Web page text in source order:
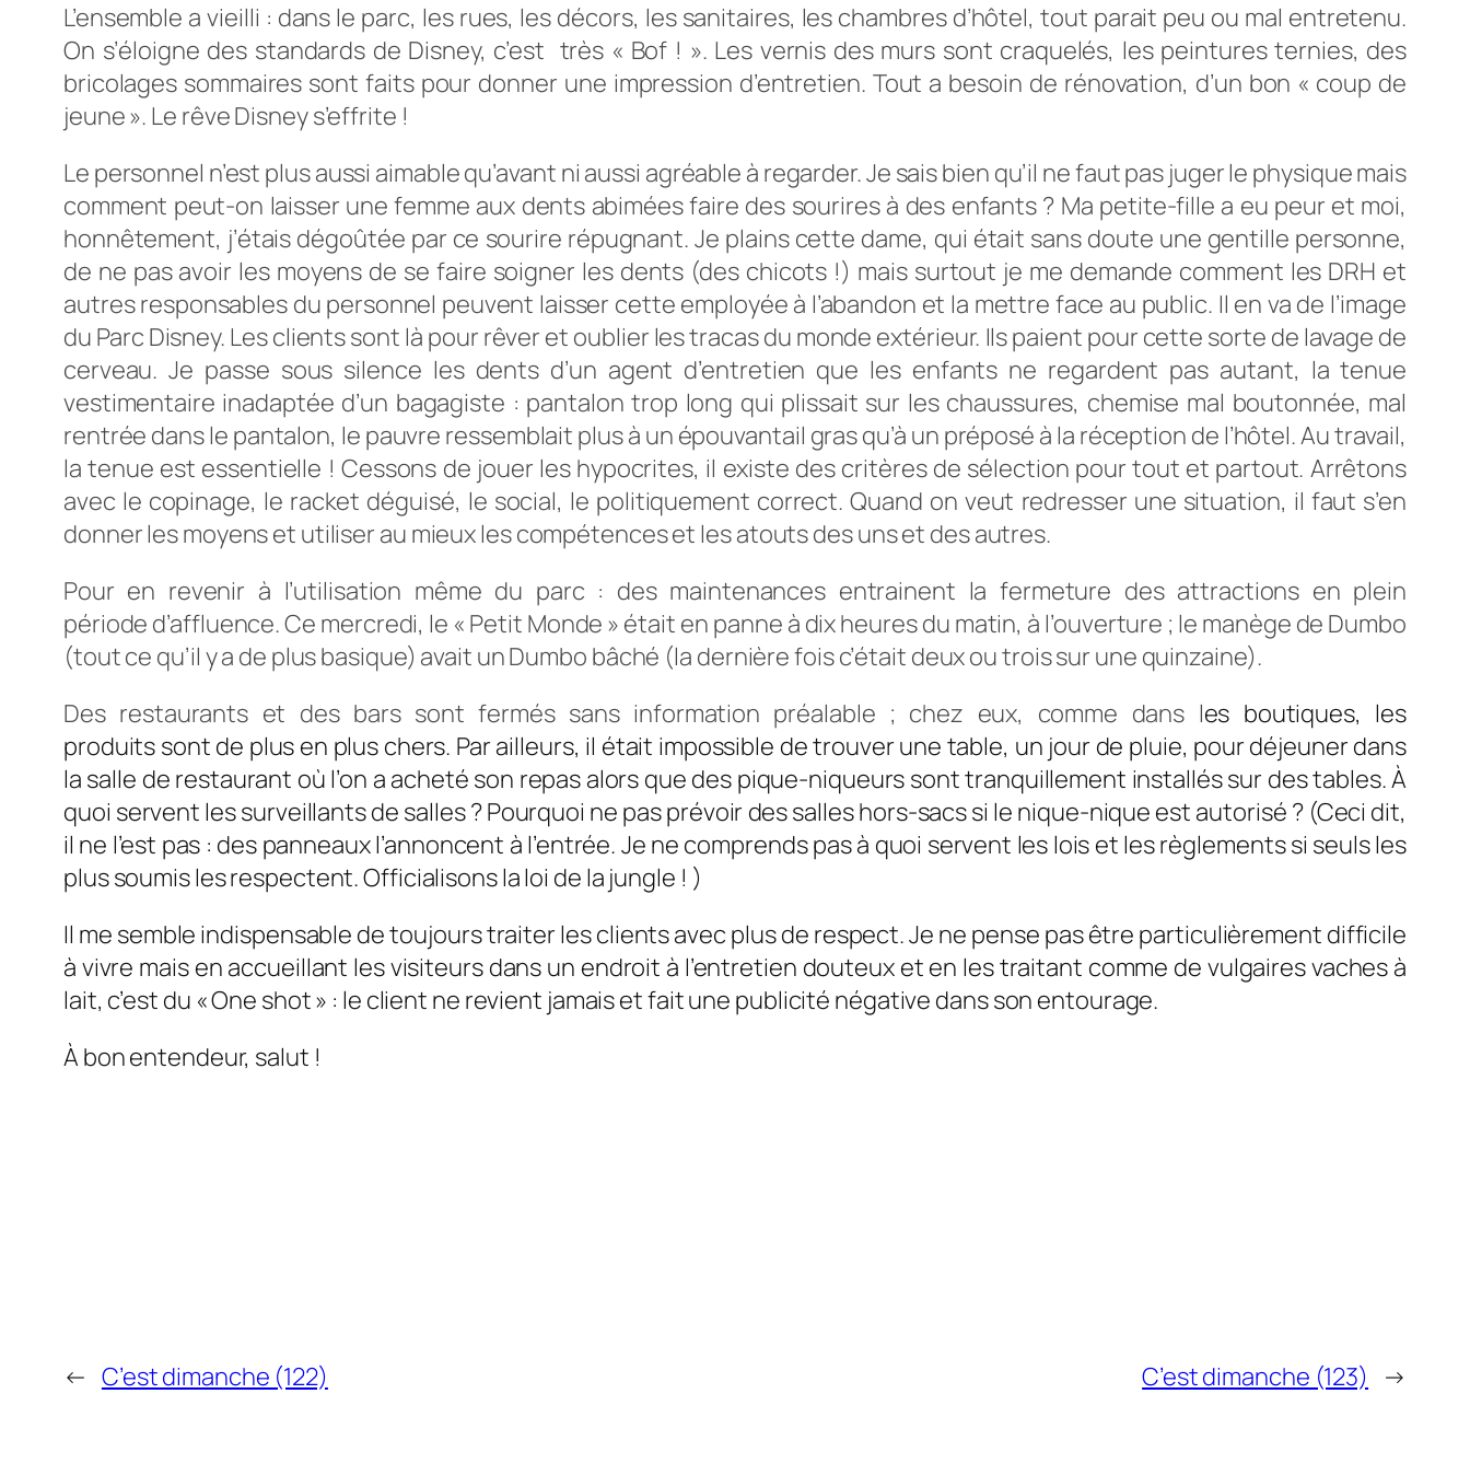
L’ensemble a vieilli : dans le parc, les rues, les décors, les sanitaires, les chambres d’hôtel, tout parait peu ou mal entretenu.
On s’éloigne des standards de Disney, c’est très « Bof ! ». Les vernis des murs sont craquelés, les peintures ternies, des
bricolages sommaires sont faits pour donner une impression d’entretien. Tout a besoin de rénovation, d’un bon « coup de
jeune ». Le rêve Disney s’effrite !
Le personnel n’est plus aussi aimable qu’avant ni aussi agréable à regarder. Je sais bien qu’il ne faut pas juger le physique mais
comment peut-on laisser une femme aux dents abimées faire des sourires à des enfants ? Ma petite-fille a eu peur et moi,
honnêtement, j’étais dégoûtée par ce sourire répugnant. Je plains cette dame, qui était sans doute une gentille personne,
de ne pas avoir les moyens de se faire soigner les dents (des chicots !) mais surtout je me demande comment les DRH et
autres responsables du personnel peuvent laisser cette employée à l’abandon et la mettre face au public. Il en va de l’image
du Parc Disney. Les clients sont là pour rêver et oublier les tracas du monde extérieur. Ils paient pour cette sorte de lavage de
cerveau. Je passe sous silence les dents d’un agent d’entretien que les enfants ne regardent pas autant, la tenue
vestimentaire inadaptée d’un bagagiste : pantalon trop long qui plissait sur les chaussures, chemise mal boutonnée, mal
rentrée dans le pantalon, le pauvre ressemblait plus à un épouvantail gras qu’à un préposé à la réception de l’hôtel. Au travail,
la tenue est essentielle ! Cessons de jouer les hypocrites, il existe des critères de sélection pour tout et partout. Arrêtons
avec le copinage, le racket déguisé, le social, le politiquement correct. Quand on veut redresser une situation, il faut s’en
donner les moyens et utiliser au mieux les compétences et les atouts des uns et des autres.
Pour en revenir à l’utilisation même du parc : des maintenances entrainent la fermeture des attractions en plein
période d’affluence. Ce mercredi, le « Petit Monde » était en panne à dix heures du matin, à l’ouverture ; le manège de Dumbo
(tout ce qu’il y a de plus basique) avait un Dumbo bâché (la dernière fois c’était deux ou trois sur une quinzaine).
Des restaurants et des bars sont fermés sans information préalable ; chez eux, comme dans les boutiques, les
produits sont de plus en plus chers. Par ailleurs, il était impossible de trouver une table, un jour de pluie, pour déjeuner dans
la salle de restaurant où l’on a acheté son repas alors que des pique-niqueurs sont tranquillement installés sur des tables. À
quoi servent les surveillants de salles ? Pourquoi ne pas prévoir des salles hors-sacs si le nique-nique est autorisé ? (Ceci dit,
il ne l’est pas : des panneaux l’annoncent à l’entrée. Je ne comprends pas à quoi servent les lois et les règlements si seuls les
plus soumis les respectent. Officialisons la loi de la jungle ! )
Il me semble indispensable de toujours traiter les clients avec plus de respect. Je ne pense pas être particulièrement difficile
à vivre mais en accueillant les visiteurs dans un endroit à l’entretien douteux et en les traitant comme de vulgaires vaches à
lait, c’est du « One shot » : le client ne revient jamais et fait une publicité négative dans son entourage.
À bon entendeur, salut !
← C’est dimanche (122) C’est dimanche (123) →